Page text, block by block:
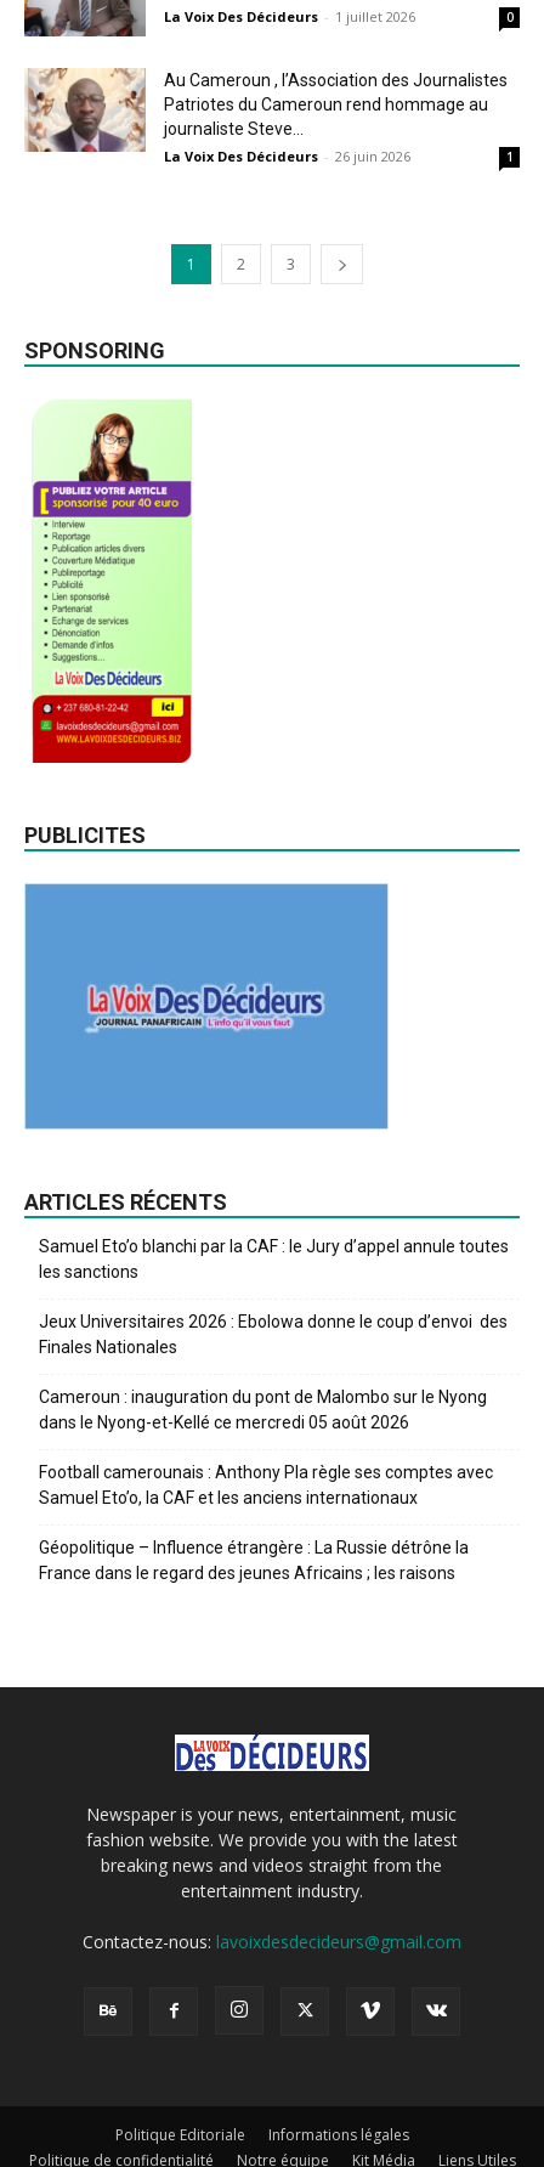
La Voix Des Décideurs - 1 juillet 2026 0
Au Cameroun , l’Association des Journalistes
Patriotes du Cameroun rend hommage au
journaliste Steve...
La Voix Des Décideurs - 26 juin 2026 1
1 2 3
SPONSORING
PUBLICITES
ARTICLES RÉCENTS
Samuel Eto’o blanchi par la CAF : le Jury d’appel annule toutes
les sanctions
Jeux Universitaires 2026 : Ebolowa donne le coup d’envoi des
Finales Nationales
Cameroun : inauguration du pont de Malombo sur le Nyong
dans le Nyong-et-Kellé ce mercredi 05 août 2026
Football camerounais : Anthony Pla règle ses comptes avec
Samuel Eto’o, la CAF et les anciens internationaux
Géopolitique – Influence étrangère : La Russie détrône la
France dans le regard des jeunes Africains ; les raisons
Newspaper is your news, entertainment, music
fashion website. We provide you with the latest
breaking news and videos straight from the
entertainment industry.
Contactez-nous: lavoixdesdecideurs@gmail.com
Politique Editoriale
Informations légales
Politique de confidentialité
Notre équipe Kit Média Liens Utiles